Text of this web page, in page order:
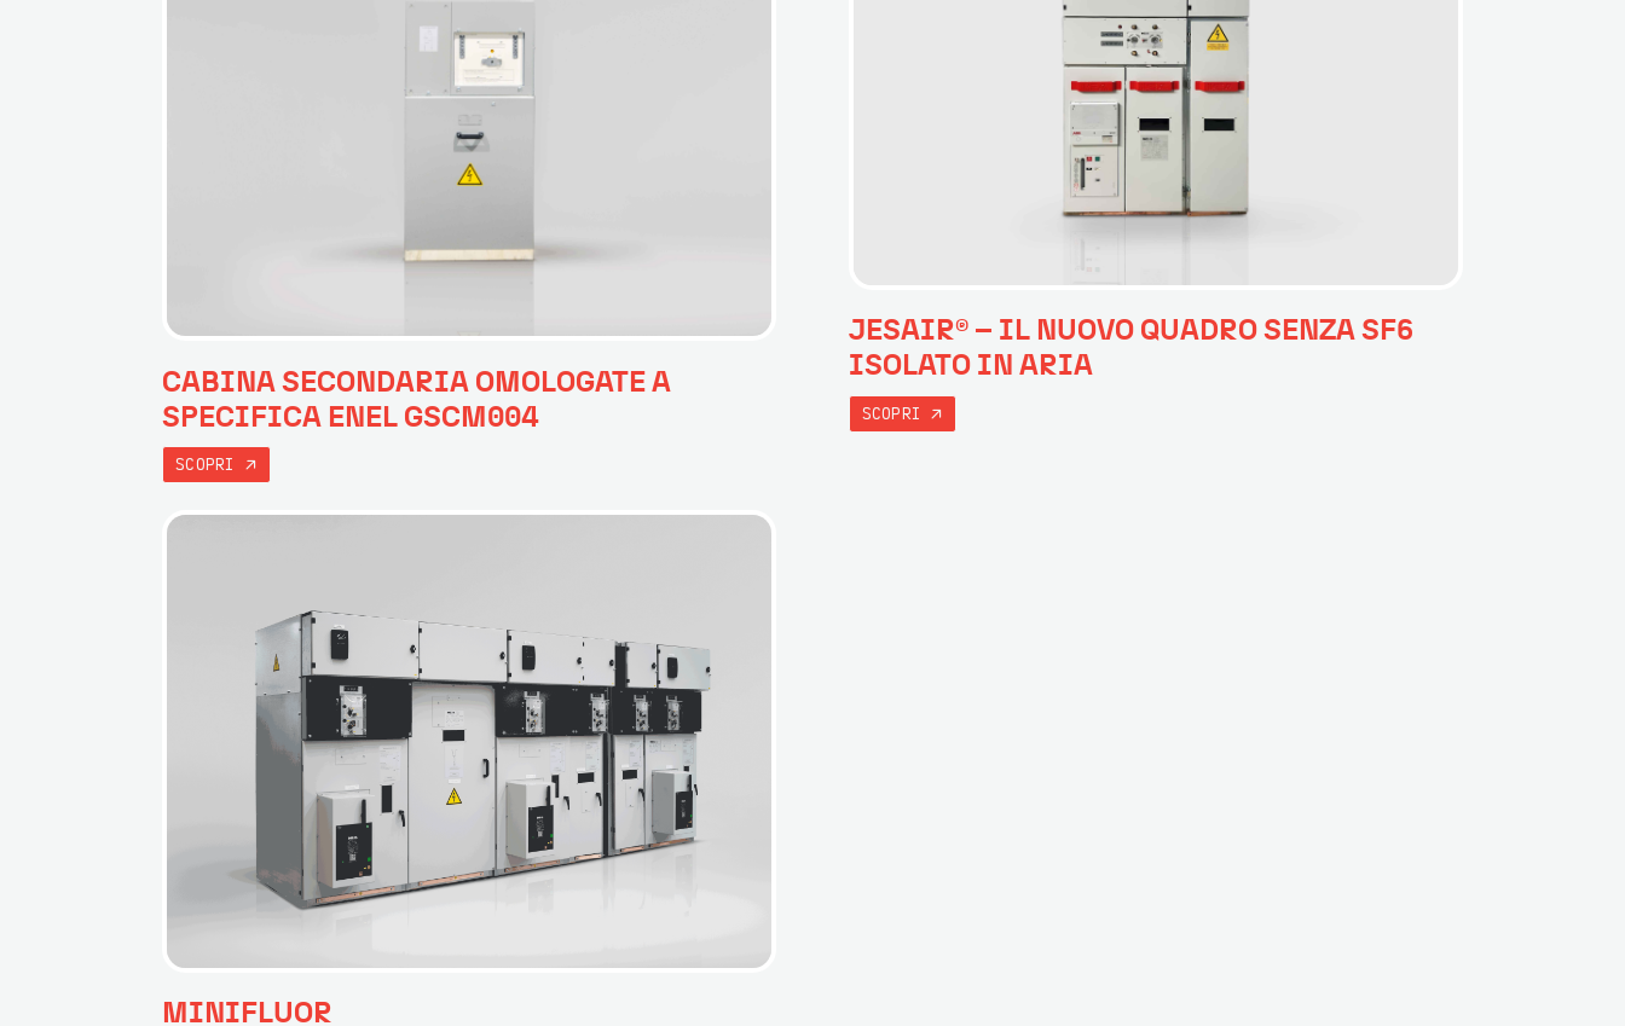
CABINA SECONDARIA OMOLOGATE A
SPECIFICA ENEL GSCM004
SCOPRI
JESAIR® – IL NUOVO QUADRO SENZA SF6
ISOLATO IN ARIA
SCOPRI
MINIFLUOR